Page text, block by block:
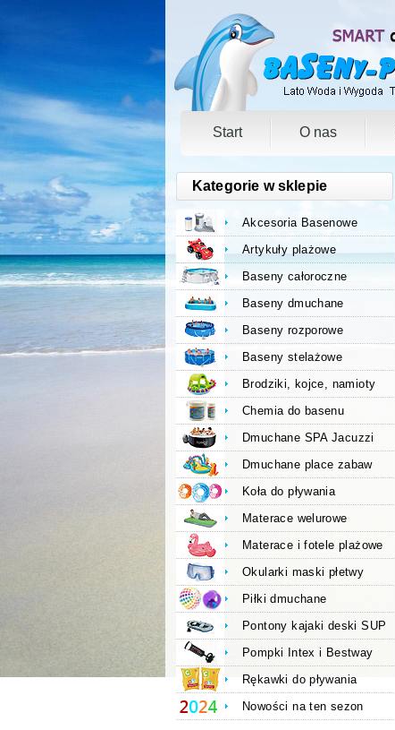
Start O nas
Kategorie w sklepie
Akcesoria Basenowe
Artykuły plażowe
Baseny całoroczne
Baseny dmuchane
Baseny rozporowe
Baseny stelażowe
Brodziki, kojce, namioty
Chemia do basenu
Dmuchane SPA Jacuzzi
Dmuchane place zabaw
Koła do pływania
Materace welurowe
Materace i fotele plażowe
Okularki maski płetwy
Piłki dmuchane
Pontony kajaki deski SUP
Pompki Intex i Bestway
Rękawki do pływania
Nowości na ten sezon